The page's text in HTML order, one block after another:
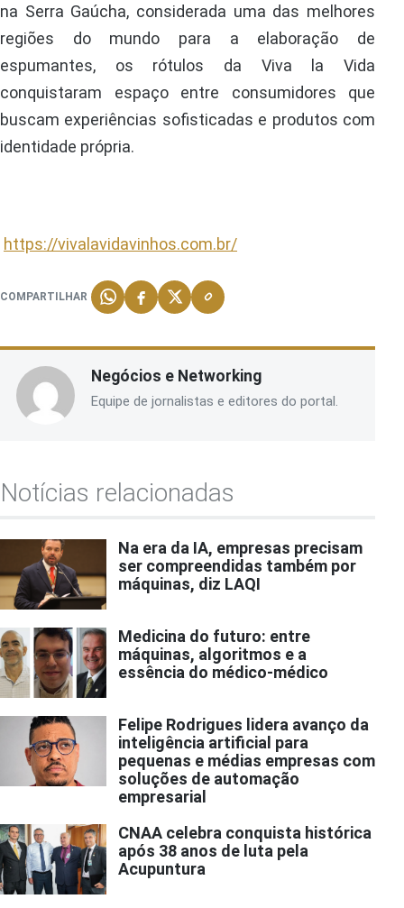
na Serra Gaúcha, considerada uma das melhores
regiões do mundo para a elaboração de
espumantes, os rótulos da Viva la Vida
conquistaram espaço entre consumidores que
buscam experiências sofisticadas e produtos com
identidade própria.
https://vivalavidavinhos.com.br/
COMPARTILHAR
Negócios e Networking
Equipe de jornalistas e editores do portal.
Notícias relacionadas
Na era da IA, empresas precisam
ser compreendidas também por
máquinas, diz LAQI
Medicina do futuro: entre
máquinas, algoritmos e a
essência do médico-médico
Felipe Rodrigues lidera avanço da
inteligência artificial para
pequenas e médias empresas com
soluções de automação
empresarial
CNAA celebra conquista histórica
após 38 anos de luta pela
Acupuntura